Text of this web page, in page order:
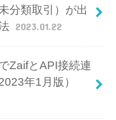
分類取引）が出
2023.01.22
ZaifとAPI接続連
年1月版）